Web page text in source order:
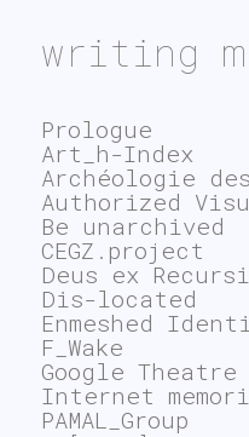
writing
Prologue
Art_h-Index
Archéologie
Authorized
Be unarchived
CEGZ.project
Deus ex
Dis-located
Enmeshed
F_Wake
Google Theatre
Internet
PAMAL_Group